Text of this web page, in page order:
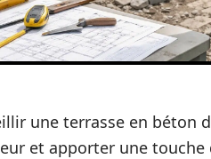
une terrasse en béton
et apporter une